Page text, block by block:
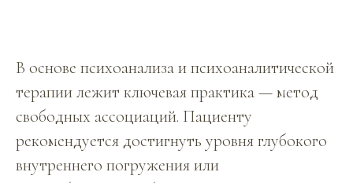
В основе психоанализа и психоаналитической
терапии лежит ключевая практика — метод
свободных ассоциаций. Пациенту
рекомендуется достигнуть уровня глубокого
внутреннего погружения или